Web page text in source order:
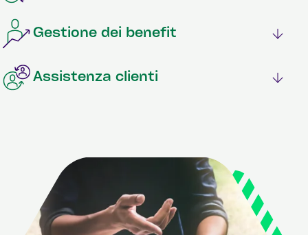
Gestione dei benefit
Assistenza clienti